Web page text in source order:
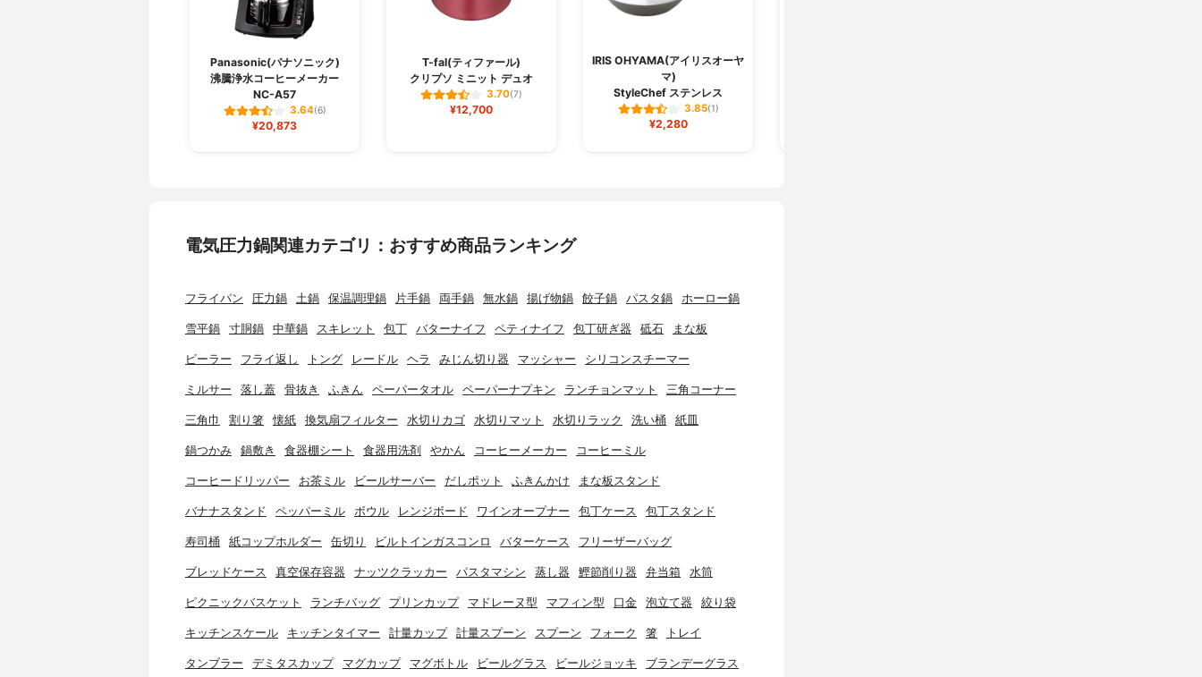
Panasonic(パナソニック)
沸騰浄水コーヒーメーカー
NC-A57
3.64(6)
¥20,873
T-fal(ティファール)
クリプソ ミニット デュオ
3.70(7)
¥12,700
IRIS OHYAMA(アイリスオーヤ
マ)
StyleChef ステンレス
3.85(1)
¥2,280
電気圧力鍋関連カテゴリ：おすすめ商品ランキング
フライパン 圧力鍋 土鍋 保温調理鍋 片手鍋 両手鍋 無水鍋 揚げ物鍋 餃子鍋 パスタ鍋 ホーロー鍋
雪平鍋 寸胴鍋 中華鍋 スキレット 包丁 バターナイフ ペティナイフ 包丁研ぎ器 砥石 まな板
ピーラー フライ返し トング レードル ヘラ みじん切り器 マッシャー シリコンスチーマー
ミルサー 落し蓋 骨抜き ふきん ペーパータオル ペーパーナプキン ランチョンマット 三角コーナー
三角巾 割り箸 懐紙 換気扇フィルター 水切りカゴ 水切りマット 水切りラック 洗い桶 紙皿
鍋つかみ 鍋敷き 食器棚シート 食器用洗剤 やかん コーヒーメーカー コーヒーミル
コーヒードリッパー お茶ミル ビールサーバー だしポット ふきんかけ まな板スタンド
バナナスタンド ペッパーミル ボウル レンジボード ワインオープナー 包丁ケース 包丁スタンド
寿司桶 紙コップホルダー 缶切り ビルトインガスコンロ バターケース フリーザーバッグ
ブレッドケース 真空保存容器 ナッツクラッカー パスタマシン 蒸し器 鰹節削り器 弁当箱 水筒
ピクニックバスケット ランチバッグ プリンカップ マドレーヌ型 マフィン型 口金 泡立て器 絞り袋
キッチンスケール キッチンタイマー 計量カップ 計量スプーン スプーン フォーク 箸 トレイ
タンブラー デミタスカップ マグカップ マグボトル ビールグラス ビールジョッキ ブランデーグラス